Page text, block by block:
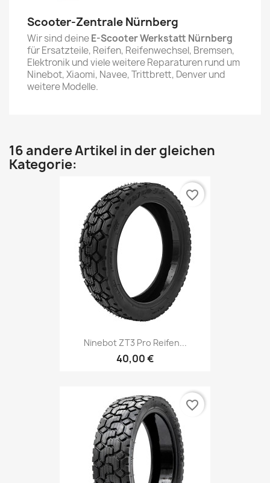
Scooter-Zentrale Nürnberg
Wir sind deineE-Scooter Werkstatt Nürnberg
für Ersatzteile, Reifen, Reifenwechsel, Bremsen,
Elektronik und viele weitere Reparaturen rund um
Ninebot, Xiaomi, Navee, Trittbrett, Denver und
weitere Modelle.
16 andere Artikel in der gleichen
Kategorie:
Ninebot ZT3 Pro Reifen...
40,00 €
favorite_border
favorite_border